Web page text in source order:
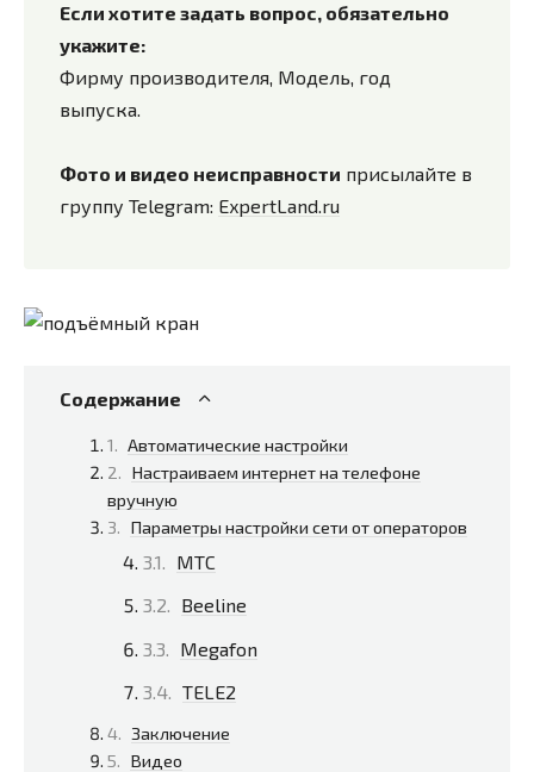
Если хотите задать вопрос, обязательно
укажите:
Фирму производителя, Модель, год
выпуска.
Фото и видео неисправности присылайте в
группу Telegram: ExpertLand.ru
Содержание
Автоматические настройки
Настраиваем интернет на телефоне
вручную
Параметры настройки сети от операторов
МТС
Beeline
Megafon
TELE2
Заключение
Видео